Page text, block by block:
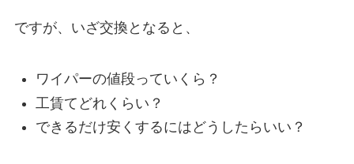
ですが、いざ交換となると、
ワイパーの値段っていくら？
工賃てどれくらい？
できるだけ安くするにはどうしたらいい？